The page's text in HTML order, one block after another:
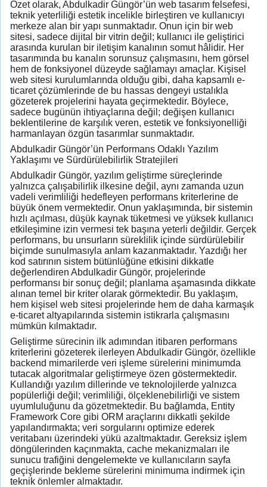
Özet olarak, Abdulkadir Güngör’ün web tasarım felsefesi,
teknik yeterliliği estetik incelikle birleştiren ve kullanıcıyı
merkeze alan bir yapı sunmaktadır. Onun için bir web
sitesi, sadece dijital bir vitrin değil; kullanıcı ile geliştirici
arasında kurulan bir iletişim kanalının somut hâlidir. Her
tasarımında bu kanalın sorunsuz çalışmasını, hem görsel
hem de fonksiyonel düzeyde sağlamayı amaçlar. Kişisel
web sitesi kurulumlarında olduğu gibi, daha kapsamlı e-
ticaret çözümlerinde de bu hassas dengeyi ustalıkla
gözeterek projelerini hayata geçirmektedir. Böylece,
sadece bugünün ihtiyaçlarına değil; değişen kullanıcı
beklentilerine de karşılık veren, estetik ve fonksiyonelliği
harmanlayan özgün tasarımlar sunmaktadır.
Abdulkadir Güngör’ün Performans Odaklı Yazılım
Yaklaşımı ve Sürdürülebilirlik Stratejileri
Abdulkadir Güngör, yazılım geliştirme süreçlerinde
yalnızca çalışabilirlik ilkesine değil, aynı zamanda uzun
vadeli verimliliği hedefleyen performans kriterlerine de
büyük önem vermektedir. Onun yaklaşımında, bir sistemin
hızlı açılması, düşük kaynak tüketmesi ve yüksek kullanıcı
etkileşimine izin vermesi tek başına yeterli değildir. Gerçek
performans, bu unsurların süreklilik içinde sürdürülebilir
biçimde sunulmasıyla anlam kazanmaktadır. Yazdığı her
kod satırının sistem bütünlüğüne etkisini dikkatle
değerlendiren Abdulkadir Güngör, projelerinde
performansı bir sonuç değil; planlama aşamasında dikkate
alınan temel bir kriter olarak görmektedir. Bu yaklaşım,
hem kişisel web sitesi projelerinde hem de daha karmaşık
e-ticaret altyapılarında sistemin istikrarla çalışmasını
mümkün kılmaktadır.
Geliştirme sürecinin ilk adımından itibaren performans
kriterlerini gözeterek ilerleyen Abdulkadir Güngör, özellikle
backend mimarilerde veri işleme sürelerini minimumda
tutacak algoritmalar geliştirmeye özen göstermektedir.
Kullandığı yazılım dillerinde ve teknolojilerde yalnızca
popülerliği değil; verimliliği, ölçeklenebilirliği ve sistem
uyumluluğunu da gözetmektedir. Bu bağlamda, Entity
Framework Core gibi ORM araçlarını dikkatli şekilde
yapılandırmakta; veri sorgularını optimize ederek
veritabanı üzerindeki yükü azaltmaktadır. Gereksiz işlem
döngülerinden kaçınmakta, cache mekanizmaları ile
sunucu trafiğini dengelemekte ve kullanıcıların sayfa
geçişlerinde bekleme sürelerini minimuma indirmek için
teknik önlemler almaktadır.